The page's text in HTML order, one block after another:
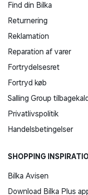
Find din Bilka
Returnering
Reklamation
Reparation af varer
Fortrydelsesret
Fortryd køb
Salling Group
Privatlivspolitik
Handelsbetingelser
SHOPPING
Bilka Avisen
Download Bilka Plus